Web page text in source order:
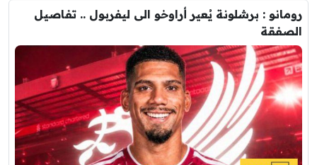
رومانو : برشلونة يُعير أراوخو الى ليفربول .. تفاصيل
الصفقة